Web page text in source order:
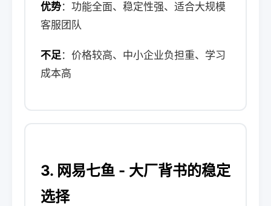
优势：功能全面、稳定性强、适合大规模
客服团队
不足：价格较高、中小企业负担重、学习
成本高
3. 网易七鱼 - 大厂背书的稳定
选择